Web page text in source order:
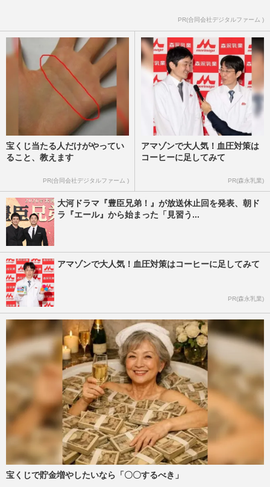
PR(合同会社デジタルファーム )
宝くじ当たる人だけがやってい
ること、教えます
PR(合同会社デジタルファーム )
アマゾンで大人気！血圧対策は
コーヒーに足してみて
PR(森永乳業)
大河ドラマ『豊臣兄弟！』が放送休止回を発表、朝ド
ラ『エール』から始まった「見習う...
アマゾンで大人気！血圧対策はコーヒーに足してみて
PR(森永乳業)
宝くじで貯金増やしたいなら「〇〇するべき」